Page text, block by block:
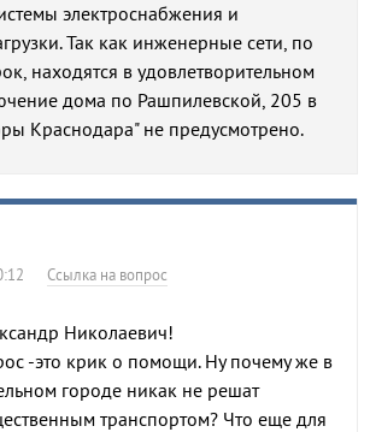
электроснабжения и
Так как инженерные сети, по
находятся в удовлетворительном
дома по Рашпилевской, 205 в
Краснодара" не предусмотрено.
Ссылка на вопрос
Николаевич!
-это крик о помощи. Ну почему же в
городе никак не решат
транспортом? Что еще для